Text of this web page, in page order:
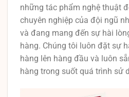
những tác phẩm nghệ thuật
chuyên nghiệp của đội ngũ
và đang mang đến sự hài
hàng. Chúng tôi luôn đặt sự
hàng lên hàng đầu và luôn
hàng trong suốt quá trình sử